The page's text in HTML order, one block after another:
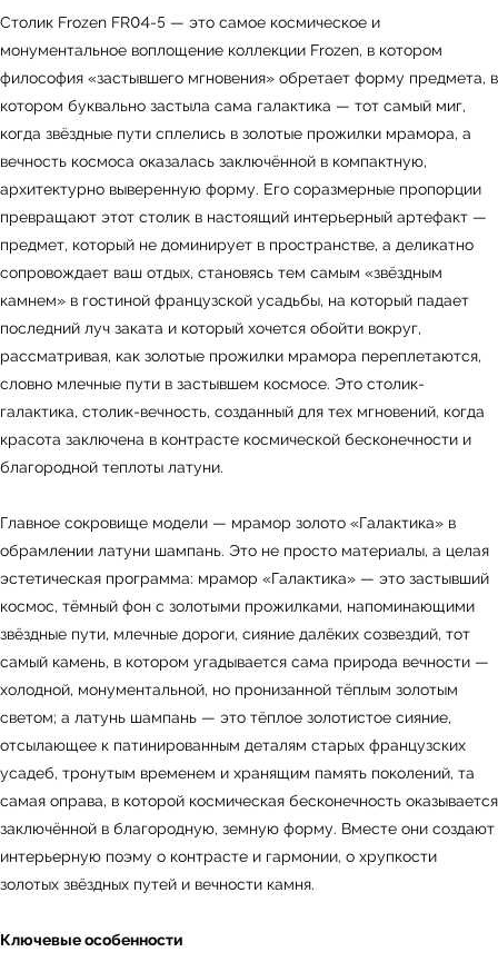
Столик Frozen FR04-5 — это самое космическое и
монументальное воплощение коллекции Frozen, в котором
философия «застывшего мгновения» обретает форму предмета, в
котором буквально застыла сама галактика — тот самый миг,
когда звёздные пути сплелись в золотые прожилки мрамора, а
вечность космоса оказалась заключённой в компактную,
архитектурно выверенную форму. Его соразмерные пропорции
превращают этот столик в настоящий интерьерный артефакт —
предмет, который не доминирует в пространстве, а деликатно
сопровождает ваш отдых, становясь тем самым «звёздным
камнем» в гостиной французской усадьбы, на который падает
последний луч заката и который хочется обойти вокруг,
рассматривая, как золотые прожилки мрамора переплетаются,
словно млечные пути в застывшем космосе. Это столик-
галактика, столик-вечность, созданный для тех мгновений, когда
красота заключена в контрасте космической бесконечности и
благородной теплоты латуни.
Главное сокровище модели — мрамор золото «Галактика» в
обрамлении латуни шампань. Это не просто материалы, а целая
эстетическая программа: мрамор «Галактика» — это застывший
космос, тёмный фон с золотыми прожилками, напоминающими
звёздные пути, млечные дороги, сияние далёких созвездий, тот
самый камень, в котором угадывается сама природа вечности —
холодной, монументальной, но пронизанной тёплым золотым
светом; а латунь шампань — это тёплое золотистое сияние,
отсылающее к патинированным деталям старых французских
усадеб, тронутым временем и хранящим память поколений, та
самая оправа, в которой космическая бесконечность оказывается
заключённой в благородную, земную форму. Вместе они создают
интерьерную поэму о контрасте и гармонии, о хрупкости
золотых звёздных путей и вечности камня.
Ключевые особенности